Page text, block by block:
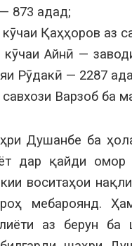
873 адад;
Қаҳҳоров аз
Айнӣ —
Рӯдакӣ — 2287
Варзоб ба
Душанбе ба
дар қайди
воситаҳои
мебароянд.
аз берун